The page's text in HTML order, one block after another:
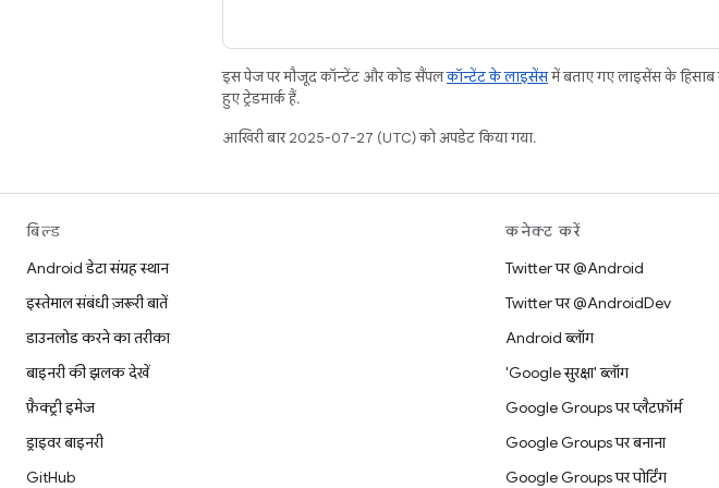
इस पेज पर मौजूद कॉन्टेंट और कोड सैंपलकॉन्टेंट के लाइसेंसमें बताए गए लाइसेंस के हिसाब
हुए ट्रेडमार्क हैं.
आखिरी बार 2025-07-27 (UTC) को अपडेट किया गया.
बिल्ड
Android डेटा संग्रह स्थान
इस्तेमाल संबंधी ज़रूरी बातें
डाउनलोड करने का तरीका
बाइनरी की झलक देखें
फ़ैक्ट्री इमेज
ड्राइवर बाइनरी
GitHub
कनेक्ट करें
Twitter पर @Android
Twitter पर @AndroidDev
Android ब्लॉग
'Google सुरक्षा' ब्लॉग
Google Groups पर प्लैटफ़ॉर्म
Google Groups पर बनाना
Google Groups पर पोर्टिंग